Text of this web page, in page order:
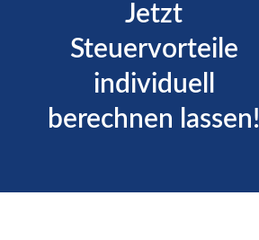
Jetzt
Steuervorteile
individuell
berechnen lassen!